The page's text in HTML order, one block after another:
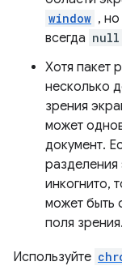
window ,
всегда null
Хотя пакет
несколько
зрения
может
документ.
инкогнито,
может быть
поля зрения.
Используйте